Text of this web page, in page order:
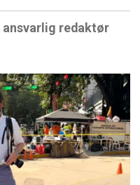
ansvarlig redaktør